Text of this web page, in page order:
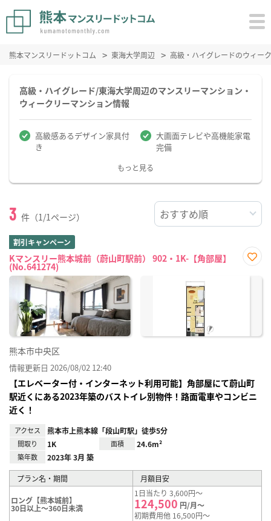
熊本マンスリードットコム 東海大学周辺 高級・ハイグレードのウィー
高級・ハイグレード/東海大学周辺のマンスリーマンション・
ウィークリーマンション情報
高級感あるデザイン家具付
き
大画面テレビや高機能家電
完備
もっと見る
3 件（1/1ページ）
割引キャンペーン
Kマンスリー熊本城前（蔚山町駅前） 902・1K-【角部屋】
(No.641274)
に入
熊本市中央区
情報更新日 2026/08/02 12:40
【エレベーター付・インターネット利用可能】角部屋にて蔚山町
駅近くにある2023年築のバストイレ別物件！路面電車やコンビニ
近く！
アクセス 熊本市上熊本線「段山町駅」徒歩5分
間取り 1K 面積 24.6m²
築年数 2023年 3月 築
プラン名・期間 月額目安
ロング【熊本城前】
30日以上～360日未満
1日当たり 3,600円～
124,500 円/月～
初期費用他 16,500円～